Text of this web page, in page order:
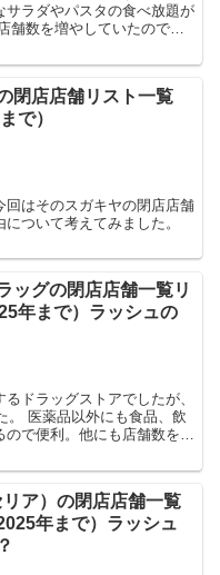
サラダやパスタの食べ放題が
舗数を増やしていたのです
閉店店舗リスト一覧
で）
回はそのスガキヤの閉店店舗
ついて考えてみました。
ッグの閉店店舗一覧リ
年まで）ラッシュの
ドラッグストアでしたが、
。 医薬品以外にも食品、飲
で便利。他にも店舗数を増
ア）の閉店店舗一覧
年まで）ラッシュ